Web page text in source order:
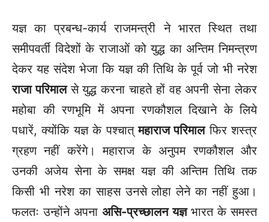
यज्ञ का प्रबन्ध-कार्य राजमन्त्री ने भारत स्थित तथा
समीपवर्ती विदेशों के राजाओं को युद्ध का अन्तिम निमन्त्रण
देकर यह संदेश भेजा कि यज्ञ की तिथि के पूर्व जो भी नरेश
राजा परिमालसे युद्ध करना चाहते हों वह अपनी सेना लेकर
महोबा की रणभूमि में अपना रणकौशल दिखाने के लिये
पधारें, क्योंकि यज्ञ के पश्चात्महाराज परिमालफिर शस्त्र
ग्रहण नहीं करेंगे। महाराज के अनुपम रणकौशल और
उनकी अजेय सेना के समक्ष यज्ञ की अन्तिम तिथि तक
किसी भी नरेश का साहस उनसे लोहा लेने का नहीं हुआ।
फलतः उन्होंने अपनाअसि-प्रच्छालन यज्ञभारत के समस्त